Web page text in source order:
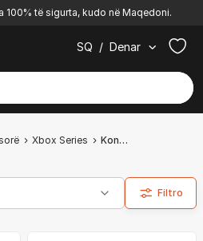
100% të sigurta, kudo në Maqedoni.
SQ / Denar
Xbox Series Konzola
Filtro